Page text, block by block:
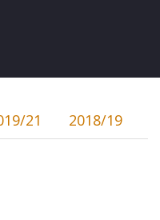
21
2018/19